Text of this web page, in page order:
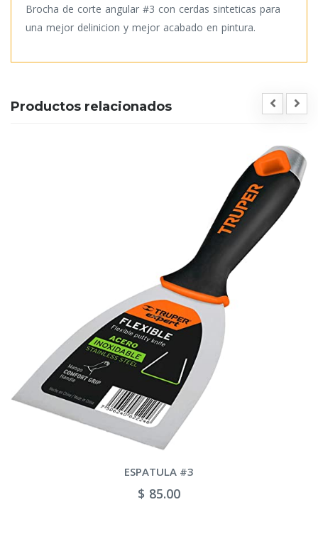
Brocha de corte angular #3 con cerdas sinteticas para
una mejor delinicion y mejor acabado en pintura.
Productos relacionados
ESPATULA #4
$ 95.00